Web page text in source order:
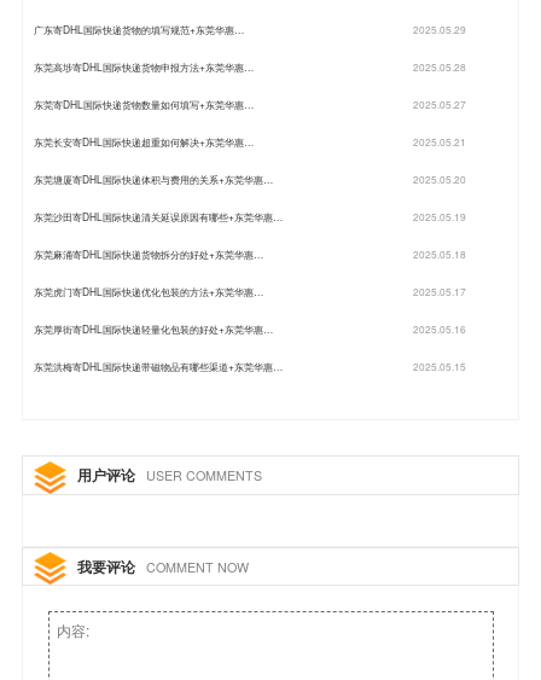
广东寄DHL国际快递货物的填写规范+东莞华惠… 2025.05.29
东莞高埗寄DHL国际快递货物申报方法+东莞华惠… 2025.05.28
东莞寄DHL国际快递货物数量如何填写+东莞华惠… 2025.05.27
东莞长安寄DHL国际快递超重如何解决+东莞华惠… 2025.05.21
东莞塘厦寄DHL国际快递体积与费用的关系+东莞华惠… 2025.05.20
东莞沙田寄DHL国际快递清关延误原因有哪些+东莞华惠… 2025.05.19
东莞麻涌寄DHL国际快递货物拆分的好处+东莞华惠… 2025.05.18
东莞虎门寄DHL国际快递优化包装的方法+东莞华惠… 2025.05.17
东莞厚街寄DHL国际快递轻量化包装的好处+东莞华惠… 2025.05.16
东莞洪梅寄DHL国际快递带磁物品有哪些渠道+东莞华惠… 2025.05.15
用户评论 USER COMMENTS
我要评论 COMMENT NOW